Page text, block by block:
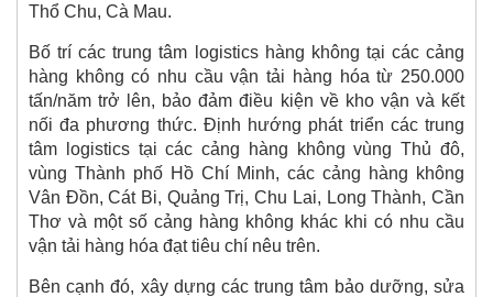
Thổ Chu, Cà Mau.
Bố trí các trung tâm logistics hàng không tại các cảng
hàng không có nhu cầu vận tải hàng hóa từ 250.000
tấn/năm trở lên, bảo đảm điều kiện về kho vận và kết
nối đa phương thức. Định hướng phát triển các trung
tâm logistics tại các cảng hàng không vùng Thủ đô,
vùng Thành phố Hồ Chí Minh, các cảng hàng không
Vân Đồn, Cát Bi, Quảng Trị, Chu Lai, Long Thành, Cần
Thơ và một số cảng hàng không khác khi có nhu cầu
vận tải hàng hóa đạt tiêu chí nêu trên.
Bên cạnh đó, xây dựng các trung tâm bảo dưỡng, sửa